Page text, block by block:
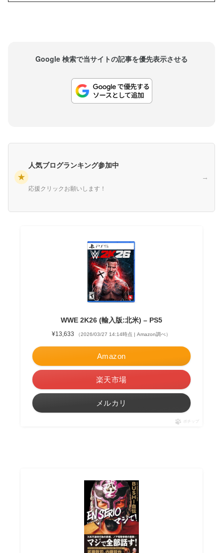
Google 検索で当サイトの記事を優先表示させる
★
人気ブログランキング参加中
応援クリックお願いします！
→
WWE 2K26 (輸入版:北米) – PS5
¥13,633 （2026/03/27 14:14時点 | Amazon調べ）
Amazon
楽天市場
メルカリ
ポチップ